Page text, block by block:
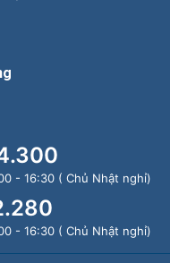
- 16:30 ( Chủ Nhật nghỉ)
- 16:30 ( Chủ Nhật nghỉ)